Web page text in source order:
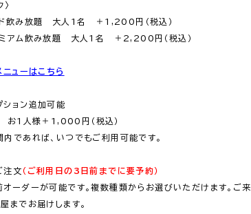
ド飲み放題　大人1名　＋1,200円（税込）
ミアム飲み放題　大人1名　＋2,200円（税込）
ューはこちら
ョン追加可能
お1人様＋1,000円（税込）
であれば、いつでもご利用可能です。
注文（ご利用日の3日前までに要予約）
ーダーが可能です。複数種類からお選びいただけます。ご来
までお届けします。